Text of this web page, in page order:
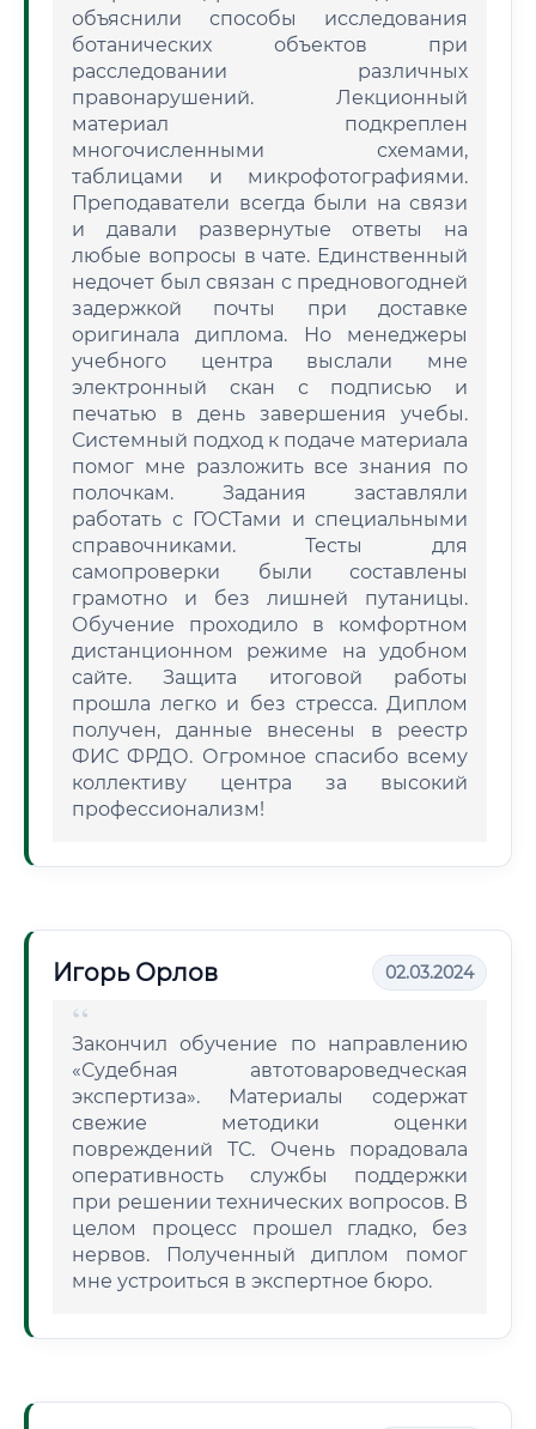
объяснили способы исследования
ботанических объектов при
расследовании различных
правонарушений. Лекционный
материал подкреплен
многочисленными схемами,
таблицами и микрофотографиями.
Преподаватели всегда были на связи
и давали развернутые ответы на
любые вопросы в чате. Единственный
недочет был связан с предновогодней
задержкой почты при доставке
оригинала диплома. Но менеджеры
учебного центра выслали мне
электронный скан с подписью и
печатью в день завершения учебы.
Системный подход к подаче материала
помог мне разложить все знания по
полочкам. Задания заставляли
работать с ГОСТами и специальными
справочниками. Тесты для
самопроверки были составлены
грамотно и без лишней путаницы.
Обучение проходило в комфортном
дистанционном режиме на удобном
сайте. Защита итоговой работы
прошла легко и без стресса. Диплом
получен, данные внесены в реестр
ФИС ФРДО. Огромное спасибо всему
коллективу центра за высокий
профессионализм!
Игорь Орлов 02.03.2024
Закончил обучение по направлению
«Судебная автотовароведческая
экспертиза». Материалы содержат
свежие методики оценки
повреждений ТС. Очень порадовала
оперативность службы поддержки
при решении технических вопросов. В
целом процесс прошел гладко, без
нервов. Полученный диплом помог
мне устроиться в экспертное бюро.